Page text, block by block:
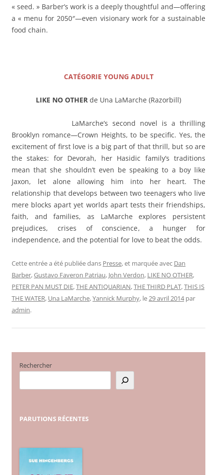
« seed. » Barber’s work is a deeply thoughtful and—offering
a « menu for 2050″—even visionary work for a sustainable
food chain.
CATÉGORIE YOUNG ADULT
LIKE NO OTHER de Una LaMarche (Razorbill)
LaMarche’s second novel is a thrilling
Brooklyn romance—Crown Heights, to be specific. Yes, the
excitement of first love is a big part of that thrill, but so are
the stakes: for Devorah, her Hasidic family’s traditions
mean that she shouldn’t even be speaking to a boy like
Jaxon, let alone allowing him into her heart. The
relationship that develops between two teenagers who live
mere blocks apart yet worlds apart tests their friendships,
faith, and families, as LaMarche explores persistent
prejudices, crises of conscience, a hunger for
independence, and the potential for love to beat the odds.
Cette entrée a été publiée dans Presse, et marquée avec Dan
Barber,Gustavo Faveron Patriau, John Verdon, LIKE NO OTHER,
PETER PAN MUST DIE,THE ANTIQUARIAN,THE THIRD PLAT,THIS IS
THE WATER, Una LaMarche,Yannick Murphy, le29 avril 2014 par
admin.
Rechercher
PARUTIONS RÉCENTES